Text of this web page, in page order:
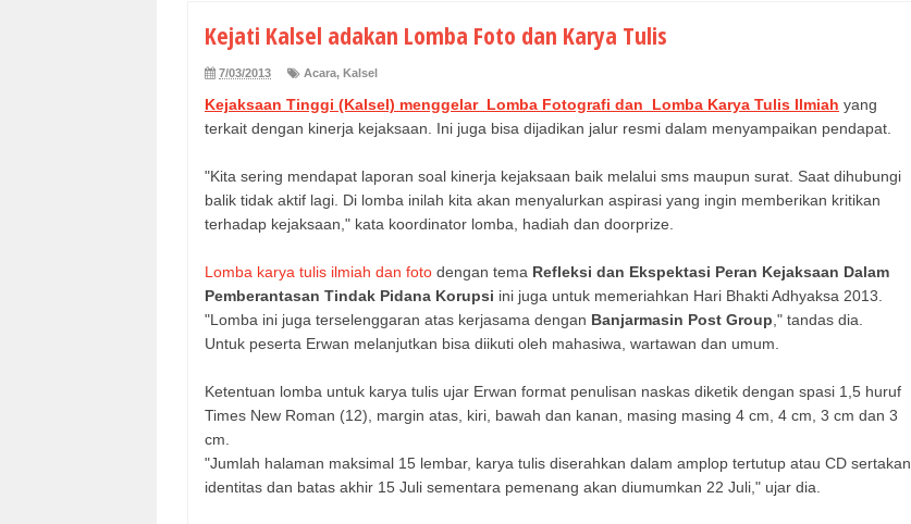
Kejati Kalsel adakan Lomba Foto dan Karya Tulis
7/03/2013 Acara, Kalsel
Kejaksaan Tinggi (Kalsel) menggelar Lomba Fotografi dan Lomba Karya Tulis Ilmiah yang
terkait dengan kinerja kejaksaan. Ini juga bisa dijadikan jalur resmi dalam menyampaikan pendapat.
"Kita sering mendapat laporan soal kinerja kejaksaan baik melalui sms maupun surat. Saat dihubungi
balik tidak aktif lagi. Di lomba inilah kita akan menyalurkan aspirasi yang ingin memberikan kritikan
terhadap kejaksaan," kata koordinator lomba, hadiah dan doorprize.
Lomba karya tulis ilmiah dan foto dengan tema Refleksi dan Ekspektasi Peran Kejaksaan Dalam
Pemberantasan Tindak Pidana Korupsi ini juga untuk memeriahkan Hari Bhakti Adhyaksa 2013.
"Lomba ini juga terselenggaran atas kerjasama dengan Banjarmasin Post Group ," tandas dia.
Untuk peserta Erwan melanjutkan bisa diikuti oleh mahasiwa, wartawan dan umum.
Ketentuan lomba untuk karya tulis ujar Erwan format penulisan naskas diketik dengan spasi 1,5 huruf
Times New Roman (12), margin atas, kiri, bawah dan kanan, masing masing 4 cm, 4 cm, 3 cm dan 3
cm.
"Jumlah halaman maksimal 15 lembar, karya tulis diserahkan dalam amplop tertutup atau CD sertakan
identitas dan batas akhir 15 Juli sementara pemenang akan diumumkan 22 Juli," ujar dia.